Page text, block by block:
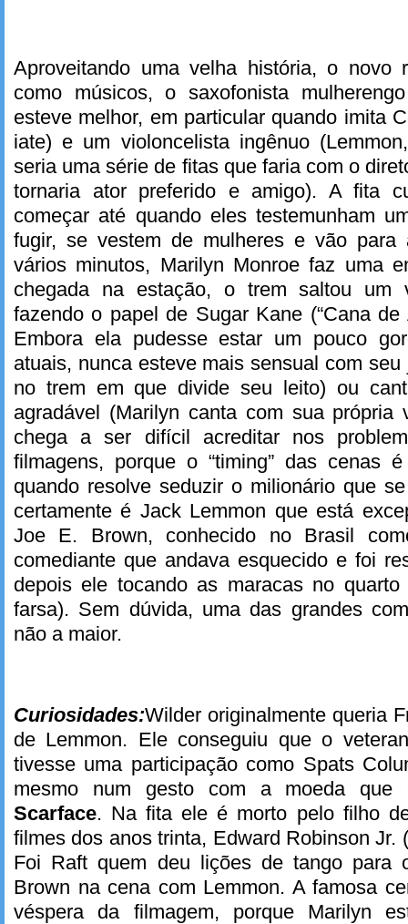
Aproveitando uma velha história, o novo
como músicos, o saxofonista
esteve melhor, em particular quando imita
iate) e um violoncelista ingênuo
seria uma série de fitas que faria com o
tornaria ator preferido e amigo). A fita
começar até quando eles testemunham
fugir, se vestem de mulheres e vão para
vários minutos, Marilyn Monroe faz uma
chegada na estação, o trem saltou um
fazendo o papel de Sugar Kane (“Cana de
Embora ela pudesse estar um pouco
atuais, nunca esteve mais sensual com
no trem em que divide seu leito) ou
agradável (Marilyn canta com sua própria
chega a ser difícil acreditar nos
filmagens, porque o “timing” das cenas
quando resolve seduzir o milionário que
certamente é Jack Lemmon que está
Joe E. Brown, conhecido no Brasil
comediante que andava esquecido e foi
depois ele tocando as maracas no
farsa). Sem dúvida, uma das grandes
não a maior.
Curiosidades:Wilder originalmente queria
de Lemmon. Ele conseguiu que o
tivesse uma participação como Spats
mesmo num gesto com a moeda
Scarface. Na fita ele é morto pelo filho
filmes dos anos trinta, Edward Robinson Jr.
Foi Raft quem deu lições de tango para
Brown na cena com Lemmon. A famosa
véspera da filmagem, porque Marilyn